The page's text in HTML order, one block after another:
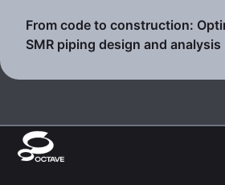
From code to construction:
SMR piping design and analysis